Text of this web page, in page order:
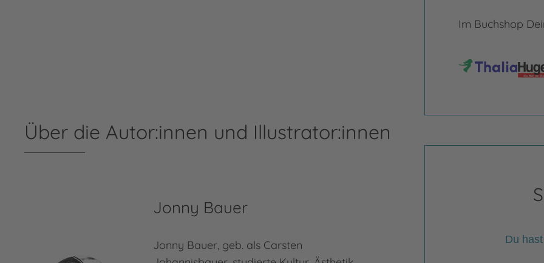
Im Buchshop
Du
Über die Autor:innen und Illustrator:innen
Jonny Bauer
Jonny Bauer, geb. als Carsten